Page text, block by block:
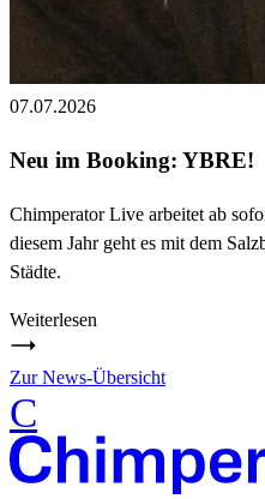
07.07.2026
Neu im Booking: YBRE!
Chimperator Live arbeitet ab
diesem Jahr geht es mit dem
Städte.
Weiterlesen
Zur News-Übersicht
C